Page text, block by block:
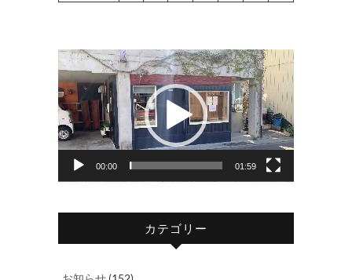
動
画
プ
レ
ー
00:00 01:59
カテゴリー